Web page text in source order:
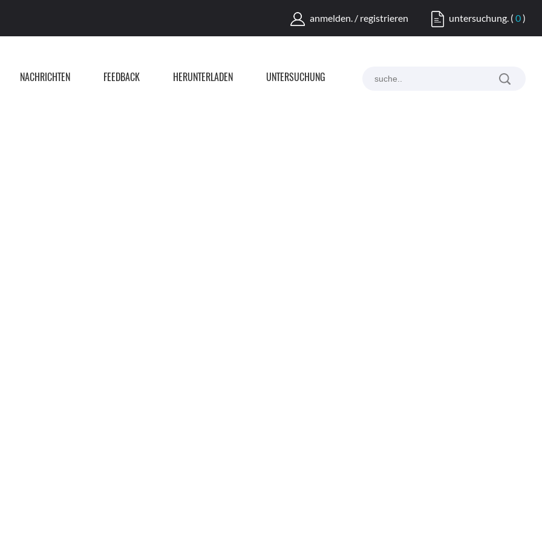
anmelden. / registrieren untersuchung. (0)
NACHRICHTEN FEEDBACK HERUNTERLADEN UNTERSUCHUNG